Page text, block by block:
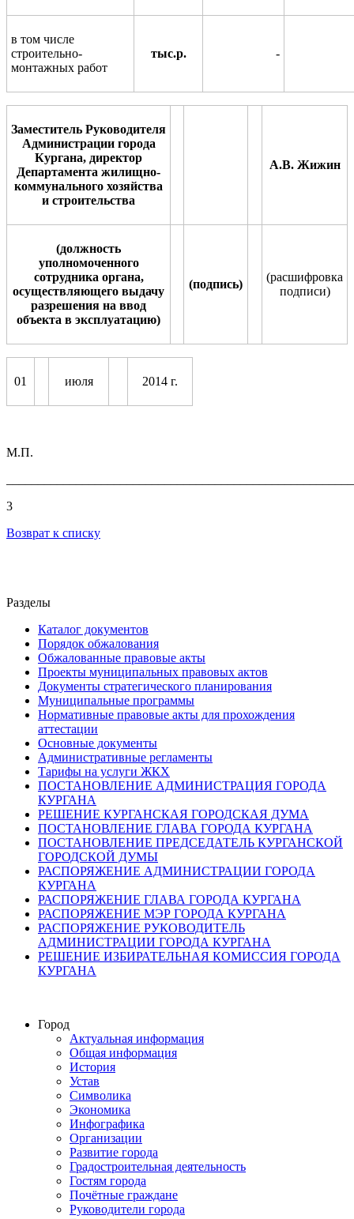
в том числе
строительно-
монтажных работ
тыс.р. -
Заместитель Руководителя
Администрации города
Кургана, директор
Департамента жилищно-
коммунального хозяйства
и строительства
А.В. Жижин
(должность
уполномоченного
сотрудника органа,
осуществляющего выдачу
разрешения на ввод
объекта в эксплуатацию)
(подпись)
(расшифровка
подписи)
01 июля 2014 г.
М.П.
3
Возврат к списку
Разделы
Каталог документов
Порядок обжалования
Обжалованные правовые акты
Проекты муниципальных правовых актов
Документы стратегического планирования
Муниципальные программы
Нормативные правовые акты для прохождения
аттестации
Основные документы
Административные регламенты
Тарифы на услуги ЖКХ
ПОСТАНОВЛЕНИЕ АДМИНИСТРАЦИЯ ГОРОДА
КУРГАНА
РЕШЕНИЕ КУРГАНСКАЯ ГОРОДСКАЯ ДУМА
ПОСТАНОВЛЕНИЕ ГЛАВА ГОРОДА КУРГАНА
ПОСТАНОВЛЕНИЕ ПРЕДСЕДАТЕЛЬ КУРГАНСКОЙ
ГОРОДСКОЙ ДУМЫ
РАСПОРЯЖЕНИЕ АДМИНИСТРАЦИИ ГОРОДА
КУРГАНА
РАСПОРЯЖЕНИЕ ГЛАВА ГОРОДА КУРГАНА
РАСПОРЯЖЕНИЕ МЭР ГОРОДА КУРГАНА
РАСПОРЯЖЕНИЕ РУКОВОДИТЕЛЬ
АДМИНИСТРАЦИИ ГОРОДА КУРГАНА
РЕШЕНИЕ ИЗБИРАТЕЛЬНАЯ КОМИССИЯ ГОРОДА
КУРГАНА
Город
Актуальная информация
Общая информация
История
Устав
Символика
Экономика
Инфографика
Организации
Развитие города
Градостроительная деятельность
Гостям города
Почётные граждане
Руководители города